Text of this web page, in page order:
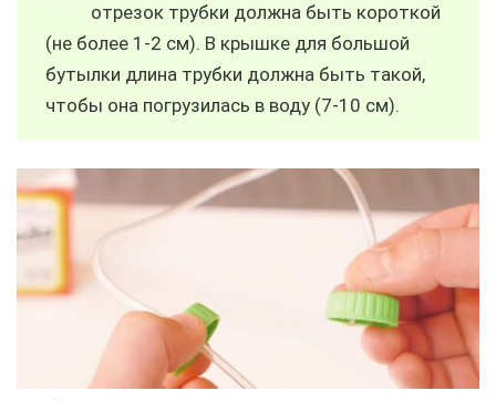
отрезок трубки должна быть короткой
(не более 1-2 см). В крышке для большой
бутылки длина трубки должна быть такой,
чтобы она погрузилась в воду (7-10 см).